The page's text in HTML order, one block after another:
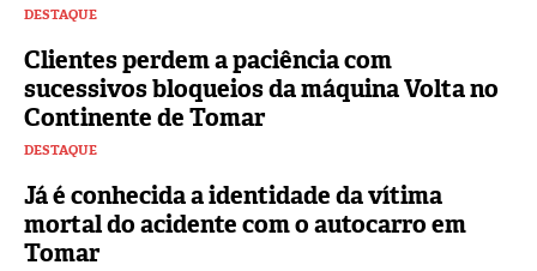
DESTAQUE
Clientes perdem a paciência com
sucessivos bloqueios da máquina Volta no
Continente de Tomar
DESTAQUE
Já é conhecida a identidade da vítima
mortal do acidente com o autocarro em
Tomar